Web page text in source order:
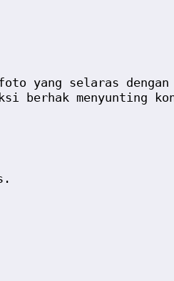
yang selaras
menyunting